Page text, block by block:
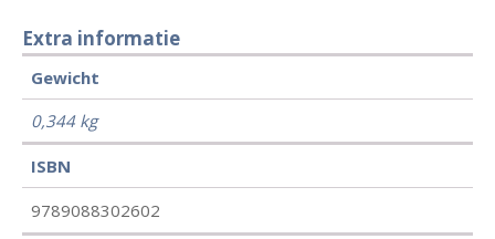
Extra informatie
Gewicht
0,344 kg
ISBN
9789088302602